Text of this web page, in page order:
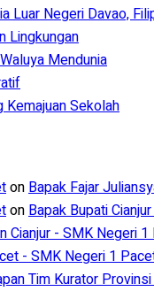
Luar Negeri Davao,
Lingkungan
Mendunia
Sekolah
onBapak Fajar
onBapak Bupati
Cianjur - SMK Negeri
- SMK Negeri 1
Tim Kurator